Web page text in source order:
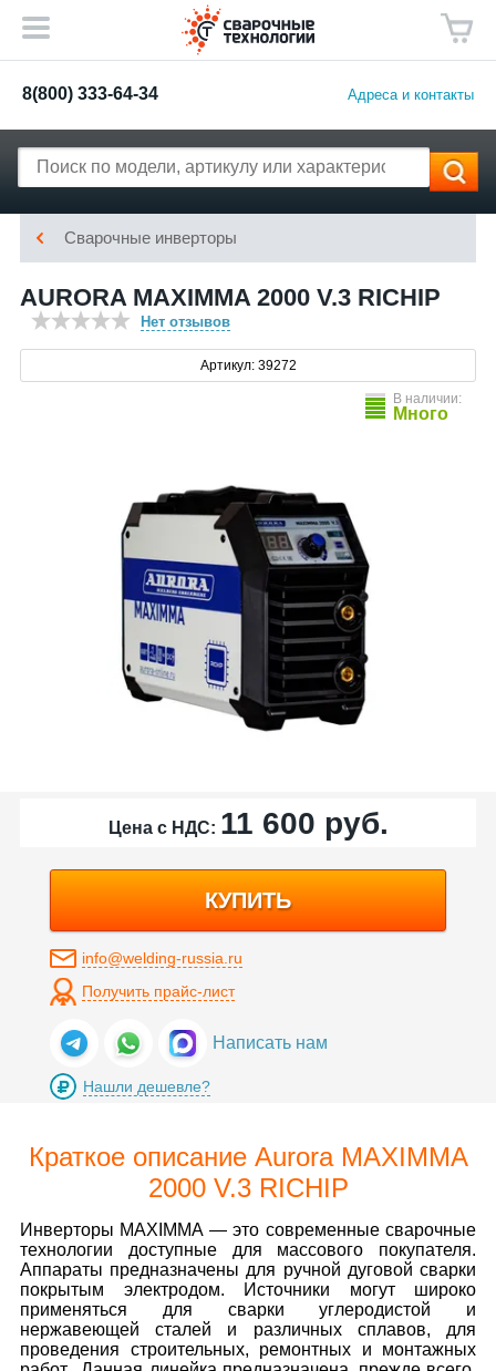
8(800) 333-64-34 Адреса и контакты
Сварочные инверторы
AURORA MAXIMMA 2000 V.3 RICHIP
Нет отзывов
Артикул: 39272
В наличии:
Много
Цена с НДС: 11 600 руб.
КУПИТЬ
info@welding-russia.ru
Получить прайс-лист
Написать нам
Нашли дешевле?
Краткое описание Aurora MAXIMMA
2000 V.3 RICHIP
Инверторы MAXIMMA — это современные сварочные
технологии доступные для массового покупателя.
Аппараты предназначены для ручной дуговой сварки
покрытым электродом. Источники могут широко
применяться для сварки углеродистой и
нержавеющей сталей и различных сплавов, для
проведения строительных, ремонтных и монтажных